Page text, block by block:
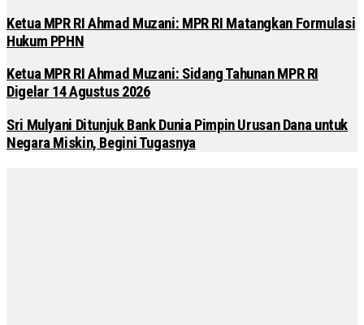
Ketua MPR RI Ahmad Muzani: MPR RI Matangkan Formulasi
Hukum PPHN
Ketua MPR RI Ahmad Muzani: Sidang Tahunan MPR RI
Digelar 14 Agustus 2026
Sri Mulyani Ditunjuk Bank Dunia Pimpin Urusan Dana untuk
Negara Miskin, Begini Tugasnya